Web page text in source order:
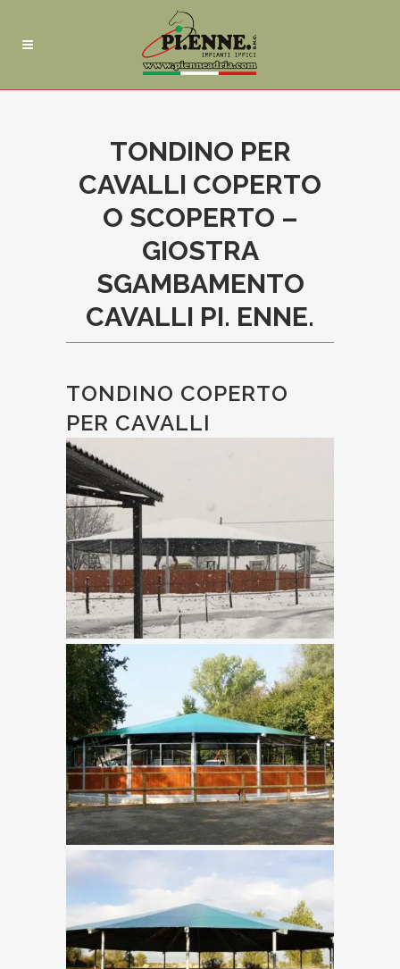
TONDINO PER
CAVALLI COPERTO
O SCOPERTO –
GIOSTRA
SGAMBAMENTO
CAVALLI PI. ENNE.
TONDINO COPERTO
PER CAVALLI